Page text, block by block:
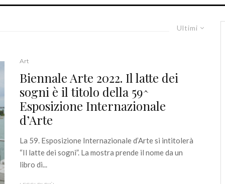
Ultimi
Art
Biennale Arte 2022. Il latte dei
sogni è il titolo della 59^
Esposizione Internazionale
d’Arte
La 59. Esposizione Internazionale d’Arte si intitolerà
“Il latte dei sogni”. La mostra prende il nome da un
libro di...